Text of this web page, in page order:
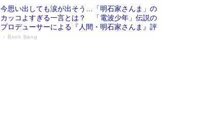
今思い出しても涙が出そう…「明石家さんま」の
カッコよすぎる一言とは？ 「電波少年」伝説の
プロデューサーによる『人間・明石家さんま』評
Book Bang